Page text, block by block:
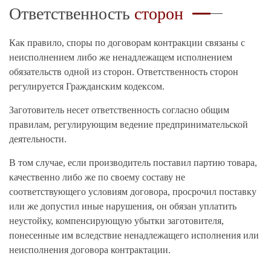
Ответственность сторон
Как правило, споры по договорам контракции связаны с
неисполнением либо же ненадлежащем исполнением
обязательств одной из сторон. Ответственность сторон
регулируется Гражданским кодексом.
Заготовитель несет ответственность согласно общим
правилам, регулирующим ведение предпринимательской
деятельности.
В том случае, если производитель поставил партию товара,
качественно либо же по своему составу не
соответствующего условиям договора, просрочил поставку
или же допустил иные нарушения, он обязан уплатить
неустойку, компенсирующую убытки заготовителя,
понесенные им вследствие ненадлежащего исполнения или
неисполнения договора контрактации.